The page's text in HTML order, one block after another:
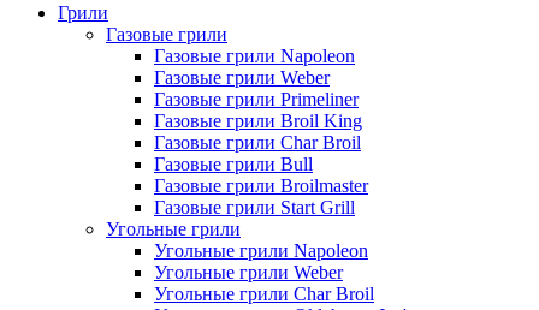
Грили
Газовые грили
Газовые грили Napoleon
Газовые грили Weber
Газовые грили Primeliner
Газовые грили Broil King
Газовые грили Char Broil
Газовые грили Bull
Газовые грили Broilmaster
Газовые грили Start Grill
Угольные грили
Угольные грили Napoleon
Угольные грили Weber
Угольные грили Char Broil